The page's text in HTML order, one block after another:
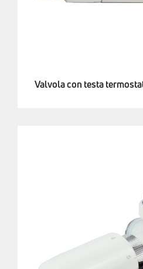
Valvola con testa